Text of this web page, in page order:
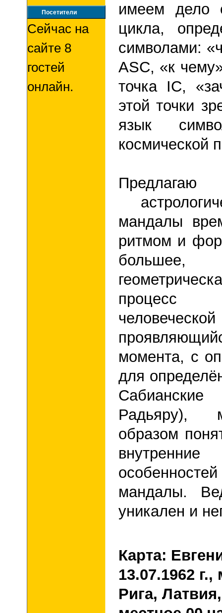
Посетители
Сейчас на
сайте 8
гостей
онлайн.
имеем дело
цикла,
символами:
ASC, «к
точка IC,
этой точки
язык
космической
мандалы
ритмом и
большее,
процесс
момента, с
для
Радьяру),
образом
мандалы.
уникален и
Карта:
13.07.1962
Рига,